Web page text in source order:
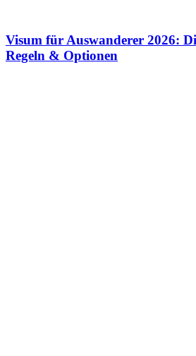
Visum für Auswanderer 2026:
Regeln & Optionen